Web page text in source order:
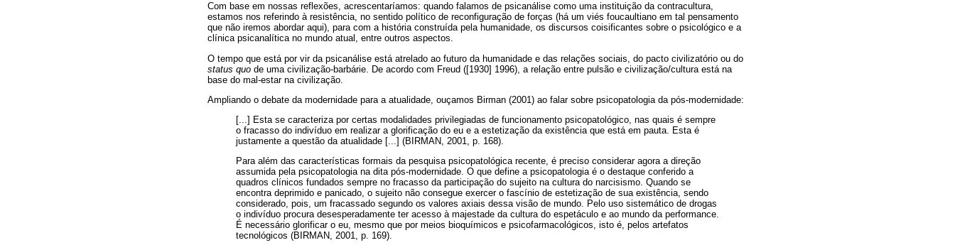
Com base em nossas reflexões, acrescentaríamos: quando falamos de psicanálise como uma instituição da contracultura,
estamos nos referindo à resistência, no sentido político de reconfiguração de forças (há um viés foucaultiano em tal pensamento
que não iremos abordar aqui), para com a história construída pela humanidade, os discursos coisificantes sobre o psicológico e a
clínica psicanalítica no mundo atual, entre outros aspectos.
O tempo que está por vir da psicanálise está atrelado ao futuro da humanidade e das relações sociais, do pacto civilizatório ou do
status quo de uma civilização-barbárie. De acordo com Freud ([1930] 1996), a relação entre pulsão e civilização/cultura está na
base do mal-estar na civilização.
Ampliando o debate da modernidade para a atualidade, ouçamos Birman (2001) ao falar sobre psicopatologia da pós-modernidade:
[...] Esta se caracteriza por certas modalidades privilegiadas de funcionamento psicopatológico, nas quais é sempre
o fracasso do indivíduo em realizar a glorificação do eu e a estetização da existência que está em pauta. Esta é
justamente a questão da atualidade [...] (BIRMAN, 2001, p. 168).
Para além das características formais da pesquisa psicopatológica recente, é preciso considerar agora a direção
assumida pela psicopatologia na dita pós-modernidade. O que define a psicopatologia é o destaque conferido a
quadros clínicos fundados sempre no fracasso da participação do sujeito na cultura do narcisismo. Quando se
encontra deprimido e panicado, o sujeito não consegue exercer o fascínio de estetização de sua existência, sendo
considerado, pois, um fracassado segundo os valores axiais dessa visão de mundo. Pelo uso sistemático de drogas
o indivíduo procura desesperadamente ter acesso à majestade da cultura do espetáculo e ao mundo da performance.
É necessário glorificar o eu, mesmo que por meios bioquímicos e psicofarmacológicos, isto é, pelos artefatos
tecnológicos (BIRMAN, 2001, p. 169).